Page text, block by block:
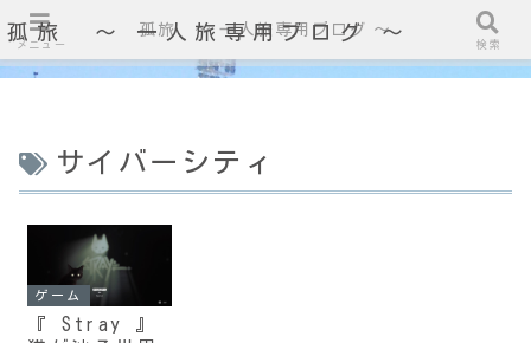
孤旅 〜 一人旅専用ブログ ～
サイバーシティ
ゲーム
『 Stray 』
メニュー
孤旅 〜 一人旅専用ブログ ～
検索